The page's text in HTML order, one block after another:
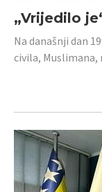
„Vrijedilo
Na današnji dan
civila, Muslimana,